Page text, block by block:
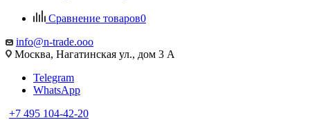
Сравнение товаров0
info@n-trade.ooo
Москва, Нагатинская ул., дом 3 А
Telegram
WhatsApp
+7 495 104-42-20